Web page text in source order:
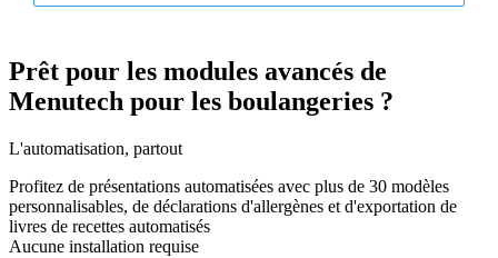
Prêt pour les modules avancés de
Menutech pour les boulangeries ?
L'automatisation, partout
Profitez de présentations automatisées avec plus de 30 modèles
personnalisables, de déclarations d'allergènes et d'exportation de
livres de recettes automatisés
Aucune installation requise